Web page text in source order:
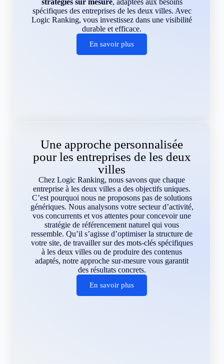
stratégies sur mesure, adaptées aux besoins
spécifiques des entreprises de les deux villes. Avec
Logic Ranking, vous investissez dans une visibilité
durable et efficace.
En savoir plus
Une approche personnalisée
pour les entreprises de les deux
villes
Chez Logic Ranking, nous savons que chaque
entreprise à les deux villes a des objectifs uniques.
C’est pourquoi nous ne proposons pas de solutions
génériques. Nous analysons votre secteur d’activité,
vos concurrents et vos attentes pour concevoir une
stratégie de référencement naturel qui vous
ressemble. Qu’il s’agisse d’optimiser la structure de
votre site, de travailler sur des mots-clés spécifiques
à les deux villes ou de produire des contenus
adaptés, notre approche sur-mesure vous garantit
des résultats concrets.
En savoir plus